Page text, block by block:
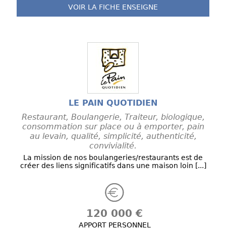
VOIR LA FICHE ENSEIGNE
LE PAIN QUOTIDIEN
Restaurant, Boulangerie, Traiteur, biologique,
consommation sur place ou à emporter, pain
au levain, qualité, simplicité, authenticité,
convivialité.
La mission de nos boulangeries/restaurants est de
créer des liens significatifs dans une maison loin [...]
120 000 €
APPORT PERSONNEL